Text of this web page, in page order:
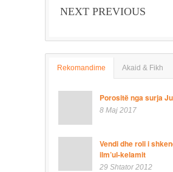
NEXT PREVIOUS
Rekomandime Akaid & Fikh
Porositë nga surja
8 Maj 2017
Vendi dhe roli i
ilm’ul-kelamit
29 Shtator 2012